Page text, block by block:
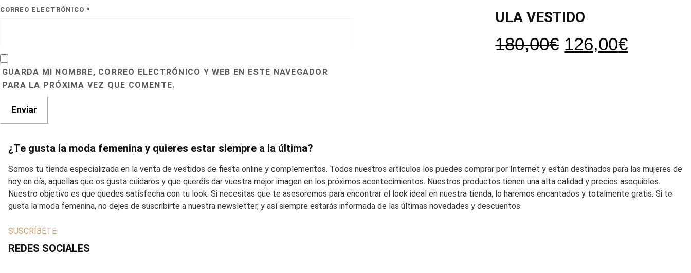
CORREO ELECTRÓNICO *
GUARDA MI NOMBRE, CORREO ELECTRÓNICO Y WEB EN ESTE NAVEGADOR
PARA LA PRÓXIMA VEZ QUE COMENTE.
era:
ULA VESTIDO
180,00€ El
126,00€El
¿Te gusta la moda femenina y quieres estar siempre a la última?
Somos tu tienda especializada en la venta de vestidos de fiesta online y complementos. Todos nuestros artículos los puedes comprar por Internet y están destinados para las mujeres de
hoy en día, aquellas que os gusta cuidaros y que queréis dar vuestra mejor imagen en los próximos acontecimientos. Nuestros productos tienen una alta calidad y precios asequibles.
Nuestro objetivo es que quedes satisfecha con tu look. Si necesitas que te asesoremos para encontrar el look ideal en nuestra tienda, lo haremos encantados y totalmente gratis. Si te
gusta la moda femenina, no dejes de suscribirte a nuestra newsletter, y así siempre estarás informada de las últimas novedades y descuentos.
SUSCRÍBETE
REDES SOCIALES